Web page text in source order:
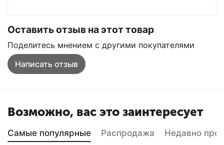
Оставить отзыв на этот товар
Поделитесь мнением с другими покупателями
Написать отзыв
Возможно, вас это заинтересует
Самые популярные Распродажа Недавно